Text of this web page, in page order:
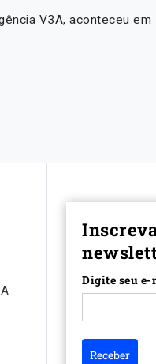
V3A, aconteceu
Digite seu
Receber